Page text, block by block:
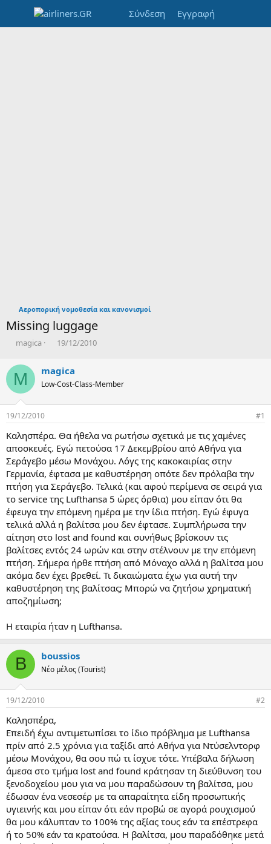
Σύνδεση Εγγραφή
Αεροπορική νομοθεσία και κανονισμοί
Missing luggage
T
r
e
a
d
s
t
r
t
e
r
magica
Η
ρ
ο
η
α
δ
η
μ
ι
υ
ρ
γ
ί
α
ς
19/12/2010
M magica
Low-Cost-Class-Member
19/12/2010 #1
Καλησπέρα. Θα ήθελα να ρωτήσω σχετικά με τις χαμένες
αποσκευές. Εγώ πετούσα 17 Δεκεμβρίου από Αθήνα για
Σεράγεβο μέσω Μονάχου. Λόγς της κακοκαιρίας στην
Γερμανία, έφτασα με καθυστέρηση οπότε δεν πρόλαβα την
πτήση για Σεράγεβο. Τελικά (και αφού περίμενα σε σειρά για
το service της Lufthansa 5 ώρες όρθια) μου είπαν ότι θα
έφευγα την επόμενη ημέρα με την ίδια πτήση. Εγώ έφυγα
τελικά αλλά η βαλίτσα μου δεν έφτασε. Συμπλήρωσα την
αίτηση στο lost and found και συνήθως βρίσκουν τις
βαλίτσες εντός 24 ωρών και στην στέλνουν με την επόμενη
πτήση. Σήμερα ήρθε πτήση από Μόναχο αλλά η βαλίτσα μου
ακόμα δεν έχει βρεθεί. Τι δικαιώματα έχω για αυτή την
καθυστέρηση της βαλίτσας; Μπορώ να ζητήσω χρηματική
αποζημίωση;
Η εταιρία ήταν η Lufthansa.
B boussios
Νέο μέλος (Tourist)
19/12/2010 #2
Καλησπέρα,
Επειδή έχω αντιμετωπίσει το ίδιο πρόβλημα με Lufthansa
πρίν από 2.5 χρόνια για ταξίδι από Αθήνα για Ντύσελντορφ
μέσω Μονάχου, θα σου πώ τι ίσχυε τότε. Υπέβαλα δήλωση
άμεσα στο τμήμα lost and found κράτησαν τη διεύθυνση του
ξενοδοχείου μου για να μου παραδώσουν τη βαλίτσα, μου
έδωσαν ένα νεσεσέρ με τα απαραίτητα είδη προσωπικής
υγιεινής και μου είπαν ότι εάν προβώ σε αγορά ρουχισμού
θα μου κάλυπταν το 100% της αξίας τους εάν τα επέστρεφα
ή το 50% εάν τα κρατούσα. Η βαλίτσα, μου παραδόθηκε μετά